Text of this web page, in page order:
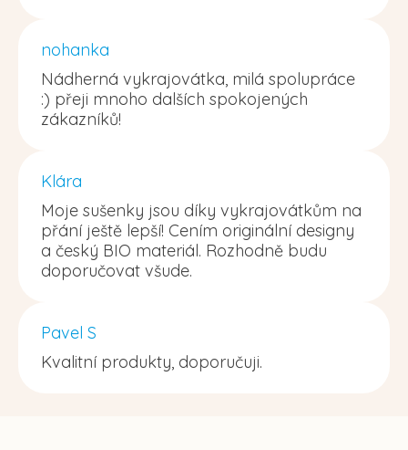
nohanka
Nádherná vykrajovátka, milá spolupráce
:) přeji mnoho dalších spokojených
zákazníků!
Klára
Moje sušenky jsou díky vykrajovátkům na
přání ještě lepší! Cením originální designy
a český BIO materiál. Rozhodně budu
doporučovat všude.
Pavel S
Kvalitní produkty, doporučuji.